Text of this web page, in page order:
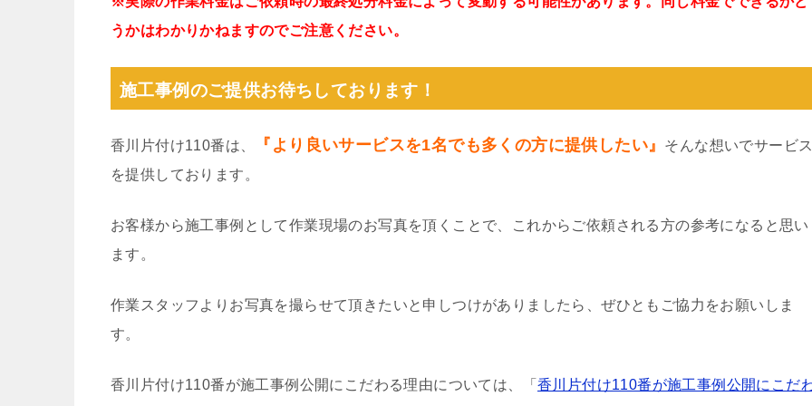
うかはわかりかねますのでご注意ください。
施工事例のご提供お待ちしております！
香川片付け110番は、 『より良いサービスを1名でも多くの方に提供したい』
そんな想いでサービ
を提供しております。
お客様から施工事例として作業現場のお写真を頂くことで、これからご依頼される方の参考になると思い
ます。
作業スタッフよりお写真を撮らせて頂きたいと申しつけがありましたら、ぜひともご協力をお願いしま
す。
香川片付け110番が施工事例公開にこだわる理由については、「 香川片付け110番が施工事例公開にこだ